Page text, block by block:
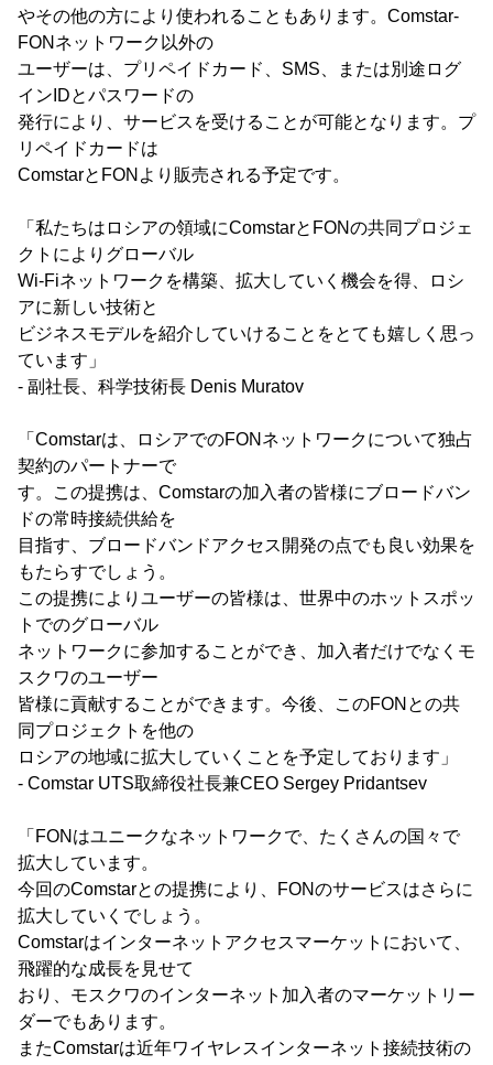
やその他の方により使われることもあります。Comstar-
FONネットワーク以外の
ユーザーは、プリペイドカード、SMS、または別途ログ
インIDとパスワードの
発行により、サービスを受けることが可能となります。プ
リペイドカードは
ComstarとFONより販売される予定です。
「私たちはロシアの領域にComstarとFONの共同プロジェ
クトによりグローバル
Wi-Fiネットワークを構築、拡大していく機会を得、ロシ
アに新しい技術と
ビジネスモデルを紹介していけることをとても嬉しく思っ
ています」
- 副社長、科学技術長 Denis Muratov
「Comstarは、ロシアでのFONネットワークについて独占
契約のパートナーで
す。この提携は、Comstarの加入者の皆様にブロードバン
ドの常時接続供給を
目指す、ブロードバンドアクセス開発の点でも良い効果を
もたらすでしょう。
この提携によりユーザーの皆様は、世界中のホットスポッ
トでのグローバル
ネットワークに参加することができ、加入者だけでなくモ
スクワのユーザー
皆様に貢献することができます。今後、このFONとの共
同プロジェクトを他の
ロシアの地域に拡大していくことを予定しております」
- Comstar UTS取締役社長兼CEO Sergey Pridantsev
「FONはユニークなネットワークで、たくさんの国々で
拡大しています。
今回のComstarとの提携により、FONのサービスはさらに
拡大していくでしょう。
Comstarはインターネットアクセスマーケットにおいて、
飛躍的な成長を見せて
おり、モスクワのインターネット加入者のマーケットリー
ダーでもあります。
またComstarは近年ワイヤレスインターネット接続技術の